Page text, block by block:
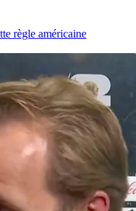
règle américaine